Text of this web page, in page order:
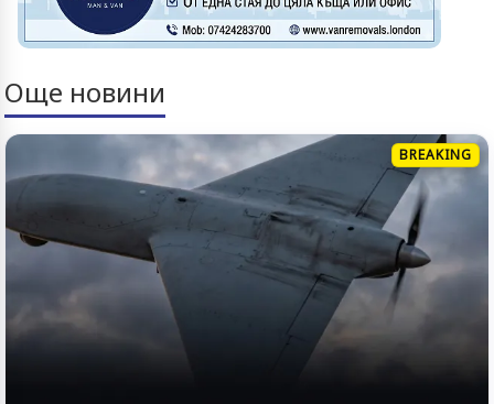
Още новини
BREAKING